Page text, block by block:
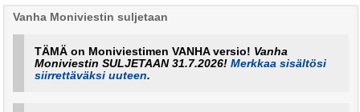
Vanha Moniviestin suljetaan
TÄMÄ on Moniviestimen VANHA versio! Vanha
Moniviestin SULJETAAN 31.7.2026!Merkkaa sisältösi
siirrettäväksi uuteen.